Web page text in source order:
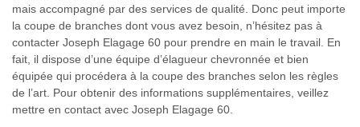
mais accompagné par des services de qualité. Donc peut importe
la coupe de branches dont vous avez besoin, n’hésitez pas à
contacter Joseph Elagage 60 pour prendre en main le travail. En
fait, il dispose d’une équipe d’élagueur chevronnée et bien
équipée qui procédera à la coupe des branches selon les règles
de l’art. Pour obtenir des informations supplémentaires, veillez
mettre en contact avec Joseph Elagage 60.